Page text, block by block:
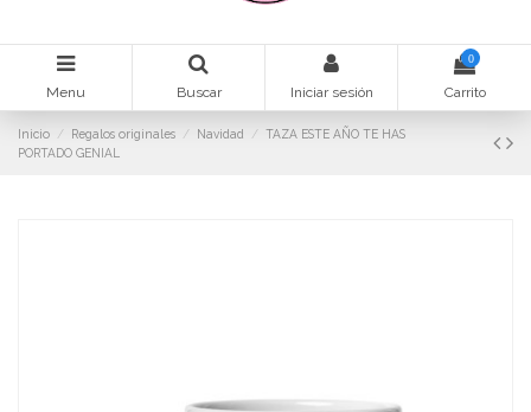
Menu Buscar Iniciar sesión
0
Carrito
Inicio Regalos originales Navidad
TAZA ESTE AÑO TE HAS
PORTADO GENIAL